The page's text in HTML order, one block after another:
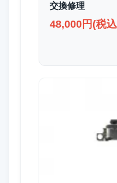
交換修理
48,000円(税